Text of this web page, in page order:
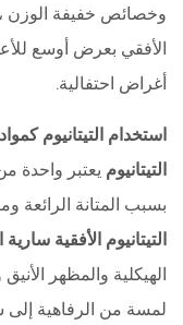
وخصائص خفيفة الوزن ،
الأفقي بعرض أوسع
أغراض احتفالية.
استخدام التيتانيوم
التيتانيوم يعتبر واحدة
بسبب المتانة الرائعة
التيتانيوم الأفقية سارية
الهيكلية والمظهر
لمسة من الرفاهية إلى